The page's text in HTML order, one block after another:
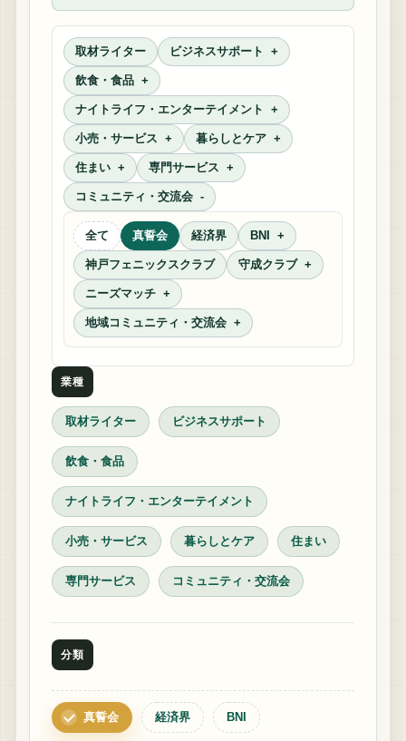
取材ライター ビジネスサポート
飲食・食品
ナイトライフ・エンターテイメント
小売・サービス 暮らしとケア
住まい 専門サービス
コミュニティ・交流会
全て 真誓会 経済界 BNI
神戸フェニックスクラブ 守成クラブ
ニーズマッチ
地域コミュニティ・交流会
業種
取材ライター ビジネスサポート
飲食・食品
ナイトライフ・エンターテイメント
小売・サービス 暮らしとケア 住まい
専門サービス コミュニティ・交流会
分類
真誓会 経済界 BNI